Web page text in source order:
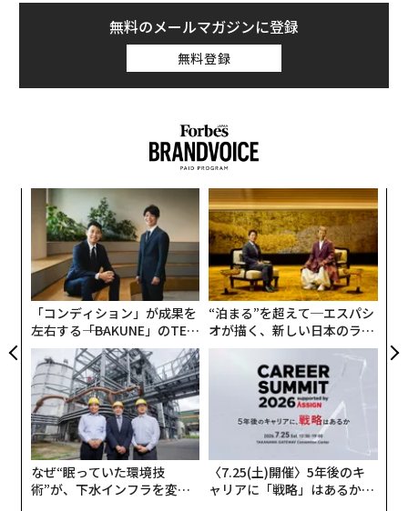
無料のメールマガジンに登録
無料登録
「コンディション」が成果を
左右する――「BAKUNE」のTEN
TIALが支える「挑戦者の明
日」
“泊まる”を超えて─エスパシ
オが描く、新しい日本のラグ
ジュアリー（中編）
なぜ“眠っていた環境技
術”が、下水インフラを変え
〈7.25(土)開催〉5年後のキ
ャリアに「戦略」はあるか。